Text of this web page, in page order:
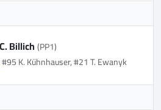
Billich(PP1)
#95 K. Kühnhauser, #21 T. Ewanyk